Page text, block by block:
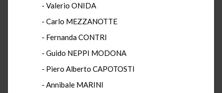
- Valerio ONIDA
- Carlo MEZZANOTTE
- Fernanda CONTRI
- Guido NEPPI MODONA
- Piero Alberto CAPOTOSTI
- Annibale MARINI